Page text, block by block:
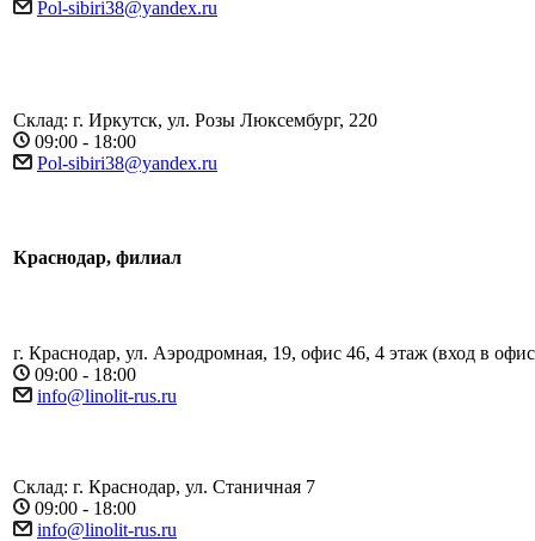
Pol-sibiri38@yandex.ru
Склад: г. Иркутск, ул. Розы Люксембург, 220
09:00 - 18:00
Pol-sibiri38@yandex.ru
Краснодар, филиал
г. Краснодар, ул. Аэродромная, 19, офис 46, 4 этаж (вход в
09:00 - 18:00
info@linolit-rus.ru
Склад: г. Краснодар, ул. Станичная 7
09:00 - 18:00
info@linolit-rus.ru